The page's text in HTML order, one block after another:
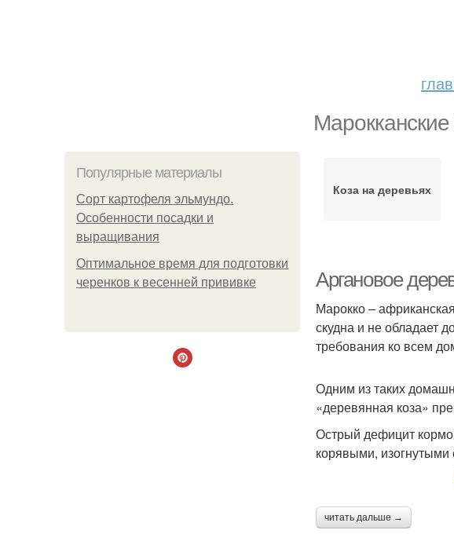
Популярные материалы
Сорт картофеля эльмундо.
Особенности посадки и
выращивания
Оптимальное время для подготовки
черенков к весенней прививке
Коза на деревьях
Аргановое
Марокко –
скудна и не обладает
требования ко всем
Одним из таких
«деревянная коза»
Острый дефицит
корявыми, изогнутыми
читать дальше →